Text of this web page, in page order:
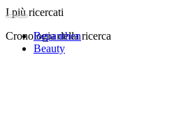
I più ricercati
Cronologia della ricerca
Bepanthen
Beauty